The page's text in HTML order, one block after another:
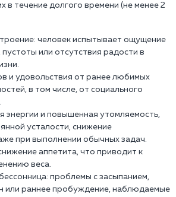
в течение долгого времени (не менее 2
человек испытывает ощущение
пустоты или отсутствия радости в
и удовольствия от ранее любимых
в том числе, от социального
энергии и повышенная утомляемость,
усталости, снижение
при выполнении обычных задач.
аппетита, что приводит к
веса.
проблемы с засыпанием,
или раннее пробуждение, наблюдаемые